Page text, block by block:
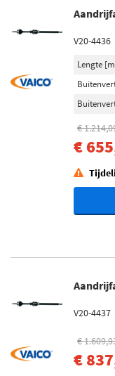
V20-4436
Lengte
€
€
V20-4437
€
€